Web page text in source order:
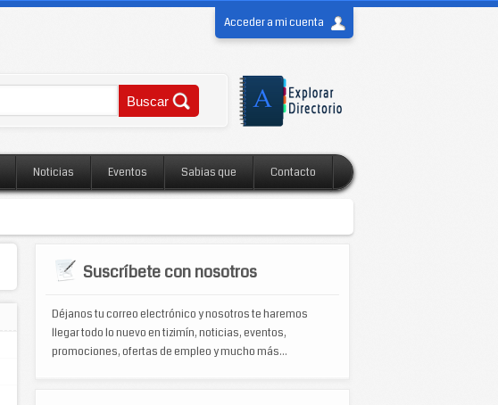
Acceder a mi cuenta
Noticias Eventos Sabias que Contacto
Suscríbete con nosotros
Déjanos tu correo electrónico y nosotros te haremos
llegar todo lo nuevo en tizimín, noticias, eventos,
promociones, ofertas de empleo y mucho más...